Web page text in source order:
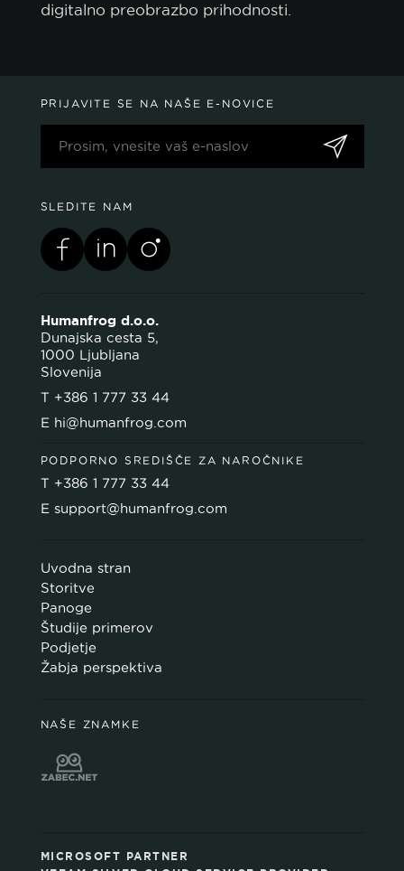
digitalno preobrazbo prihodnosti.
PRIJAVITE SE NA NAŠE E-NOVICE
SLEDITE NAM
Humanfrog d.o.o.
Dunajska cesta 5,
1000 Ljubljana
Slovenija
T +386 1 777 33 44
E hi@humanfrog.com
PODPORNO SREDIŠČE ZA NAROČNIKE
T +386 1 777 33 44
E support@humanfrog.com
Uvodna stran
Storitve
Panoge
Študije primerov
Podjetje
Žabja perspektiva
NAŠE ZNAMKE
MICROSOFT PARTNER